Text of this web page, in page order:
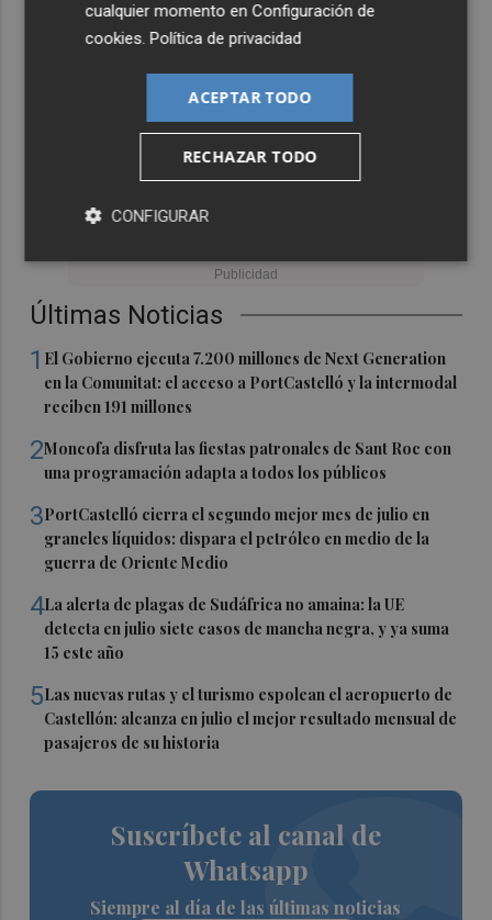
Últimas Noticias
1 El Gobierno ejecuta 7.200 millones de Next Generation
en la Comunitat: el acceso a PortCastelló y la intermodal
reciben 191 millones
2Moncofa disfruta las fiestas patronales de Sant Roc con
una programación adapta a todos los públicos
3PortCastelló cierra el segundo mejor mes de julio en
graneles líquidos: dispara el petróleo en medio de la
guerra de Oriente Medio
4La alerta de plagas de Sudáfrica no amaina: la UE
detecta en julio siete casos de mancha negra, y ya suma
15 este año
5Las nuevas rutas y el turismo espolean el aeropuerto de
Castellón: alcanza en julio el mejor resultado mensual de
pasajeros de su historia
Suscríbete al canal de
Whatsapp
Siempre al día de las últimas noticias
cualquier momento enConfiguración de
cookies.Política de privacidad
ACEPTAR TODO
RECHAZAR TODO
CONFIGURAR